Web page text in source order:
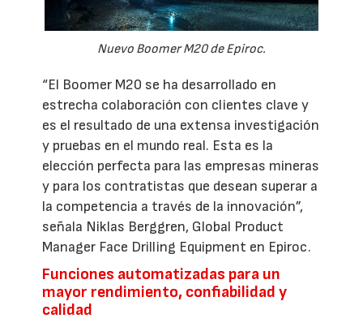
Nuevo Boomer M20 de Epiroc.
“El Boomer M20 se ha desarrollado en
estrecha colaboración con clientes clave y
es el resultado de una extensa investigación
y pruebas en el mundo real. Esta es la
elección perfecta para las empresas mineras
y para los contratistas que desean superar a
la competencia a través de la innovación”,
señala Niklas Berggren, Global Product
Manager Face Drilling Equipment en Epiroc.
Funciones automatizadas para un
mayor rendimiento, confiabilidad y
calidad